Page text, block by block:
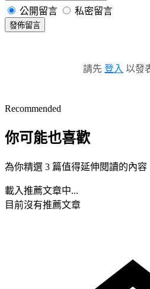
公開留言 私密留言
發佈留言
請先 登入 以發
Recommended
你可能也喜歡
為你精選 3 篇值得延伸閱讀的內容
載入推薦文章中...
目前沒有推薦文章